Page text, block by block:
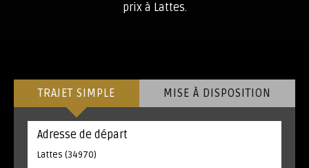
prix à Lattes.
TRAJET SIMPLE MISE À DISPOSITION
Adresse de départ